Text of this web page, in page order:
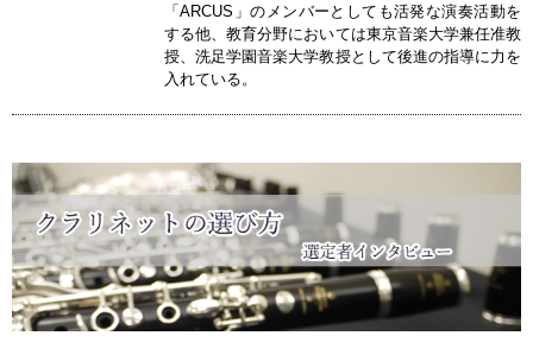
「ARCUS」のメンバーとしても活発な演奏活動を
する他、教育分野においては東京音楽大学兼任准教
授、洗足学園音楽大学教授として後進の指導に力を
入れている。